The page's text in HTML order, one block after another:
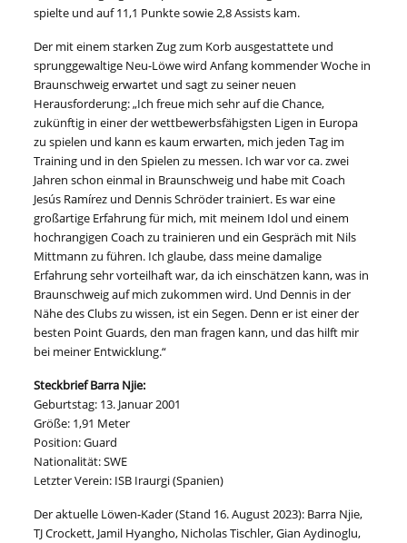
spielte und auf 11,1 Punkte sowie 2,8 Assists kam.
Der mit einem starken Zug zum Korb ausgestattete und
sprunggewaltige Neu-Löwe wird Anfang kommender Woche in
Braunschweig erwartet und sagt zu seiner neuen
Herausforderung: „Ich freue mich sehr auf die Chance,
zukünftig in einer der wettbewerbsfähigsten Ligen in Europa
zu spielen und kann es kaum erwarten, mich jeden Tag im
Training und in den Spielen zu messen. Ich war vor ca. zwei
Jahren schon einmal in Braunschweig und habe mit Coach
Jesús Ramírez und Dennis Schröder trainiert. Es war eine
großartige Erfahrung für mich, mit meinem Idol und einem
hochrangigen Coach zu trainieren und ein Gespräch mit Nils
Mittmann zu führen. Ich glaube, dass meine damalige
Erfahrung sehr vorteilhaft war, da ich einschätzen kann, was in
Braunschweig auf mich zukommen wird. Und Dennis in der
Nähe des Clubs zu wissen, ist ein Segen. Denn er ist einer der
besten Point Guards, den man fragen kann, und das hilft mir
bei meiner Entwicklung.“
Steckbrief Barra Njie:
Geburtstag: 13. Januar 2001
Größe: 1,91 Meter
Position: Guard
Nationalität: SWE
Letzter Verein: ISB Iraurgi (Spanien)
Der aktuelle Löwen-Kader (Stand 16. August 2023): Barra Njie,
TJ Crockett, Jamil Hyangho, Nicholas Tischler, Gian Aydinoglu,